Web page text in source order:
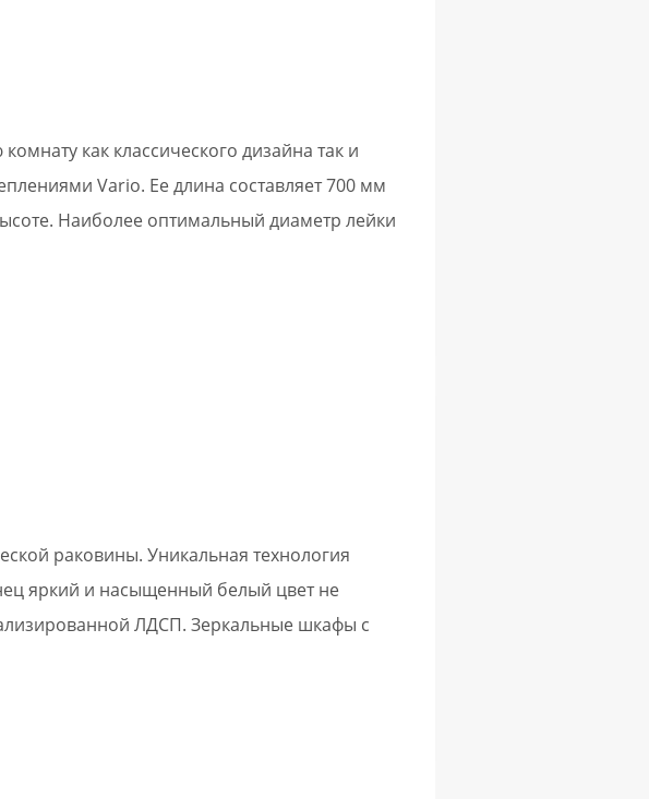
как классического дизайна так и
Vario. Ее длина составляет 700 мм
Наиболее оптимальный диаметр лейки
раковины. Уникальная технология
яркий и насыщенный белый цвет не
ЛДСП. Зеркальные шкафы с